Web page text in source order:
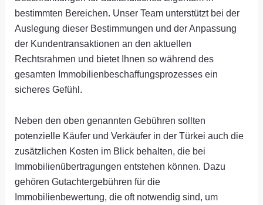
bestimmten Bereichen. Unser Team unterstützt bei der
Auslegung dieser Bestimmungen und der Anpassung
der Kundentransaktionen an den aktuellen
Rechtsrahmen und bietet Ihnen so während des
gesamten Immobilienbeschaffungsprozesses ein
sicheres Gefühl.
Neben den oben genannten Gebühren sollten
potenzielle Käufer und Verkäufer in der Türkei auch die
zusätzlichen Kosten im Blick behalten, die bei
Immobilienübertragungen entstehen können. Dazu
gehören Gutachtergebühren für die
Immobilienbewertung, die oft notwendig sind, um